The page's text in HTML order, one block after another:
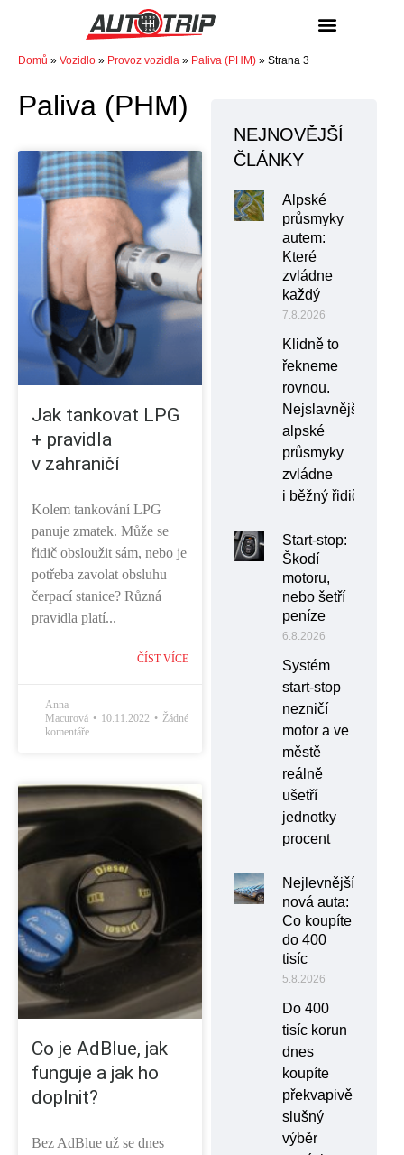
Domů » Vozidlo » Provoz vozidla » Paliva (PHM) » Strana 3
Paliva (PHM)
Jak tankovat LPG
+ pravidla
v zahraničí
Kolem tankování LPG
panuje zmatek. Může se
řidič obsloužit sám, nebo je
potřeba zavolat obsluhu
čerpací stanice? Různá
pravidla platí...
ČÍST VÍCE
Anna
Macurová
10.11.2022
Žádné
komentáře
Co je AdBlue, jak
funguje a jak ho
doplnit?
Bez AdBlue už se dnes
NEJNOVĚJŠÍ
ČLÁNKY
Alpské
průsmyky
autem:
Které
zvládne
každý
7.8.2026
Klidně to
řekneme
rovnou.
Nejslavnější
alpské
průsmyky
zvládne
i běžný řidič
Start-stop:
Škodí
motoru,
nebo šetří
peníze
6.8.2026
Systém
start-stop
nezničí
motor a ve
městě
reálně
ušetří
jednotky
procent
Nejlevnější
nová auta:
Co koupíte
do 400
tisíc
5.8.2026
Do 400
tisíc korun
dnes
koupíte
překvapivě
slušný
výběr